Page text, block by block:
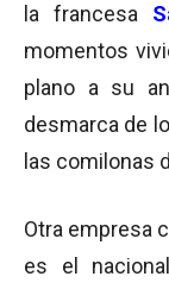
la francesa
momentos
plano a su
desmarca de
las comilonas
Otra empresa
es el